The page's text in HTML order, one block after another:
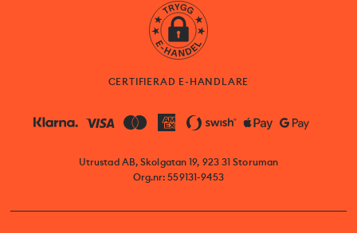
CERTIFIERAD E-HANDLARE
Utrustad AB, Skolgatan 19, 923 31 Storuman
Org.nr: 559131-9453